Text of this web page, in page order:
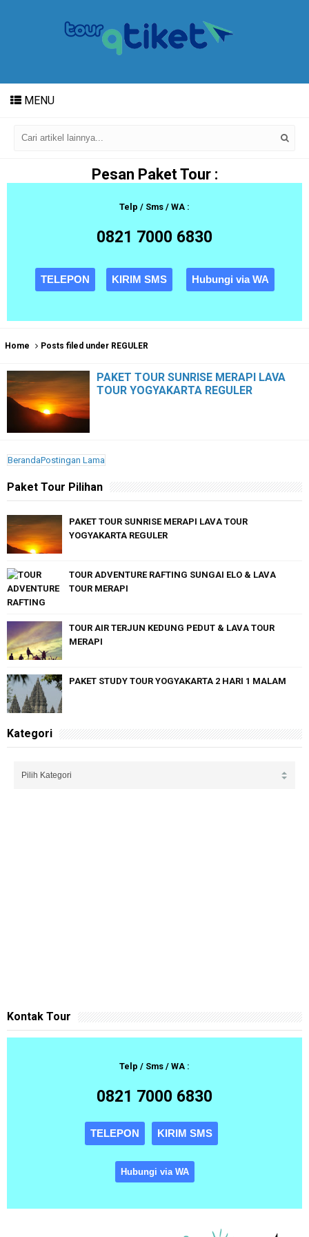
MENU
Pesan Paket Tour :
Telp / Sms / WA :
0821 7000 6830
TELEPON KIRIM SMS Hubungi via WA
Home Posts filed under REGULER
PAKET TOUR SUNRISE MERAPI LAVA
TOUR YOGYAKARTA REGULER
Postingan Lama
Beranda
Paket Tour Pilihan
PAKET TOUR SUNRISE MERAPI LAVA TOUR
YOGYAKARTA REGULER
TOUR ADVENTURE RAFTING SUNGAI ELO & LAVA
TOUR MERAPI
TOUR AIR TERJUN KEDUNG PEDUT & LAVA TOUR
MERAPI
PAKET STUDY TOUR YOGYAKARTA 2 HARI 1 MALAM
Kategori
Kontak Tour
Telp / Sms / WA :
0821 7000 6830
TELEPON KIRIM SMS
Hubungi via WA